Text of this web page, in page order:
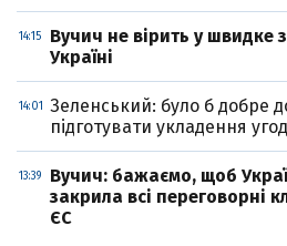
14:15
Вучич не вірить у швидке
Україні
14:01
Зеленський: було б добре
підготувати укладення
13:39
Вучич: бажаємо, щоб
закрила всі переговорні
ЄС